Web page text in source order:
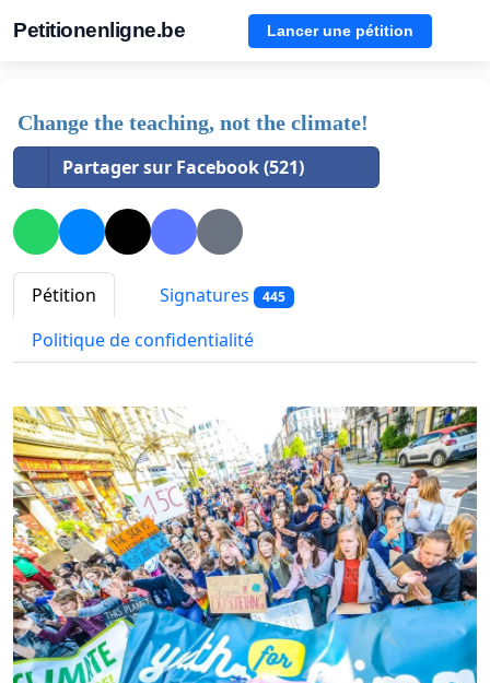
Petitionenligne.be Lancer une pétition
Change the teaching, not the climate!
Partager sur Facebook (521)
Pétition Signatures 445
Politique de confidentialité